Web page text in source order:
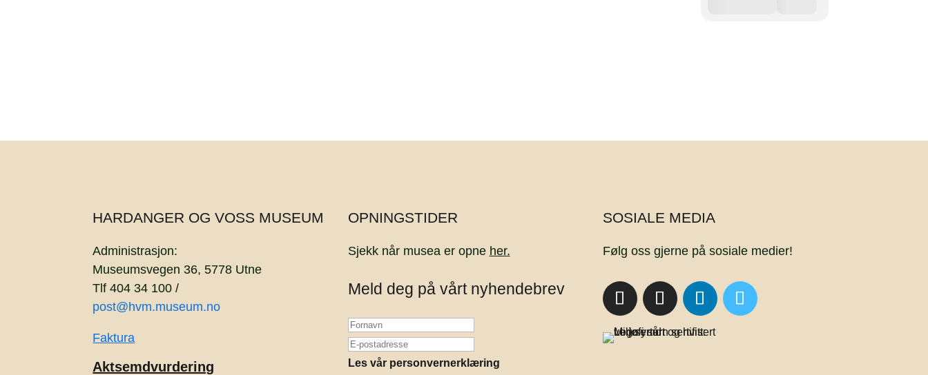
HARDANGER OG VOSS MUSEUM
Administrasjon:
Museumsvegen 36, 5778 Utne
Tlf 404 34 100 /
post@hvm.museum.no
Faktura
Aktsemdvurdering
OPNINGSTIDER
Sjekk når musea er opne her.
Meld deg på vårt nyhendebrev
Les vår personvernerklæring
SOSIALE MEDIA
Følg oss gjerne på sosiale medier!